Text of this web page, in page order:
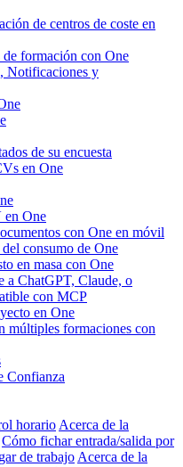
de centros de coste en
formación con One
Notificaciones y
de su encuesta
en One
en One
con One en móvil
consumo de One
en masa con One
ChatGPT, Claude, o
con MCP
en One
múltiples formaciones con
Confianza
horario Acerca de la
Cómo fichar entrada/salida por
de trabajo Acerca de la